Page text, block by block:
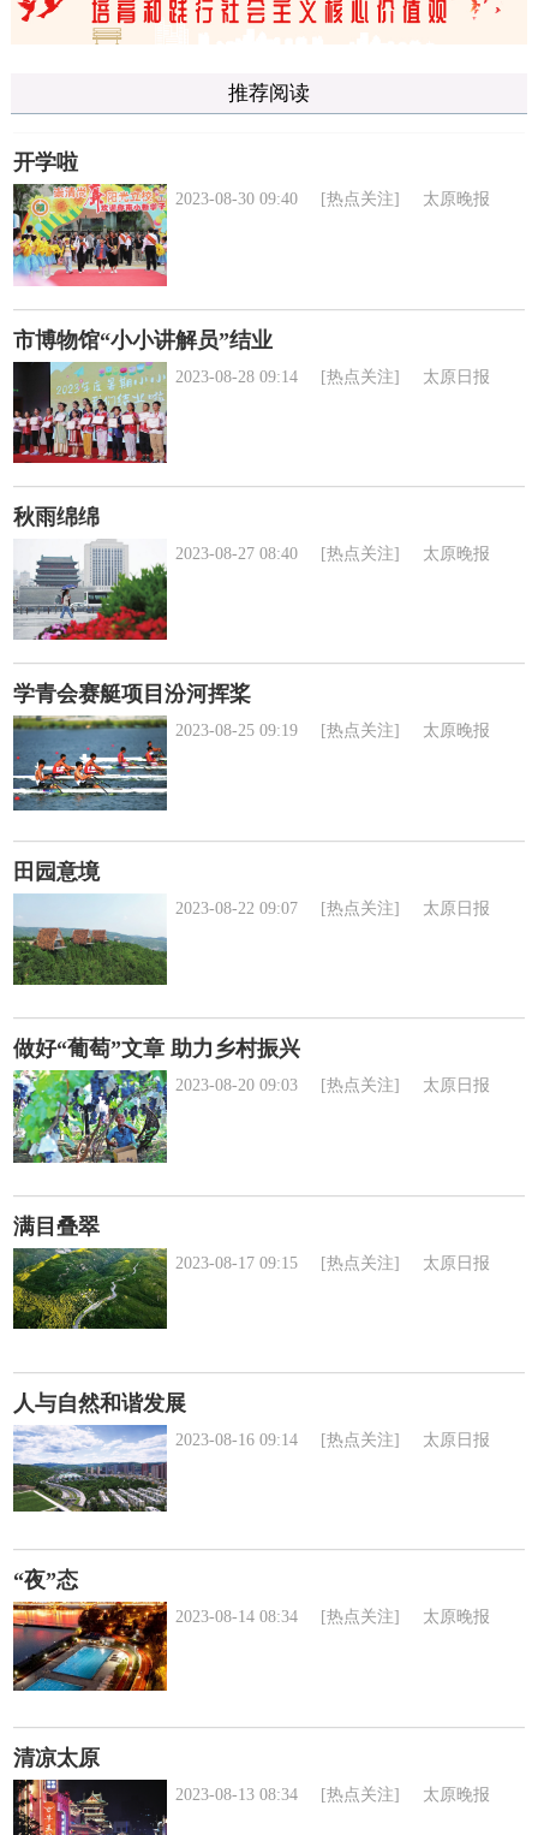
推荐阅读
开学啦
2023-08-30 09:40 [热点关注] 太原晚报
市博物馆“小小讲解员”结业
2023-08-28 09:14 [热点关注] 太原日报
秋雨绵绵
2023-08-27 08:40 [热点关注] 太原晚报
学青会赛艇项目汾河挥桨
2023-08-25 09:19 [热点关注] 太原晚报
田园意境
2023-08-22 09:07 [热点关注] 太原日报
做好“葡萄”文章 助力乡村振兴
2023-08-20 09:03 [热点关注] 太原日报
满目叠翠
2023-08-17 09:15 [热点关注] 太原日报
人与自然和谐发展
2023-08-16 09:14 [热点关注] 太原日报
“夜”态
2023-08-14 08:34 [热点关注] 太原晚报
清凉太原
2023-08-13 08:34 [热点关注] 太原晚报